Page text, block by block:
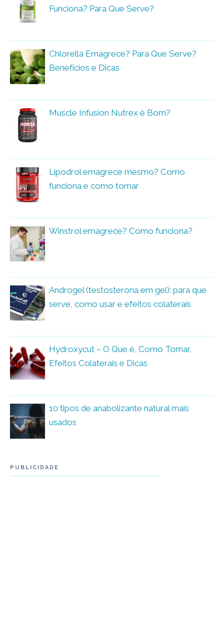
Funciona? Para Que Serve?
Chlorella Emagrece? Para Que Serve?
Benefícios e Dicas
Muscle Infusion Nutrex é Bom?
Lipodrol emagrece mesmo? Como
funciona e como tomar
Winstrol emagrece? Como funciona?
Androgel (testosterona em gel): para que
serve, como usar e efeitos colaterais
Hydroxycut – O Que é, Como Tomar,
Efeitos Colaterais e Dicas
10 tipos de anabolizante natural mais
usados
PUBLICIDADE